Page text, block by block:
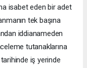
isabet eden bir adet
tek başına
iddianameden
tutanaklarına
iş yerinde